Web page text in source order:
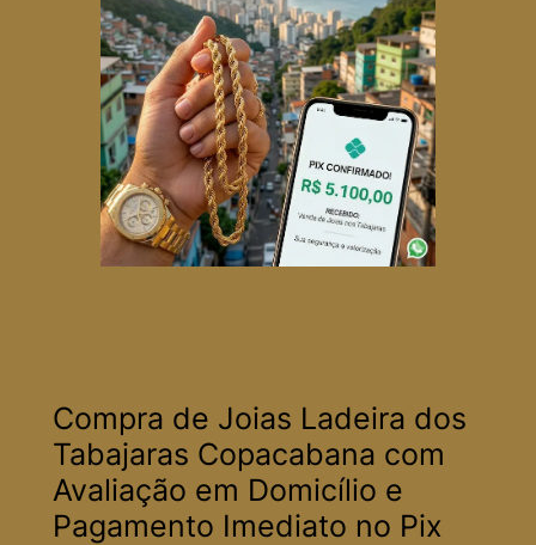
Compra de Joias Ladeira dos
Tabajaras Copacabana com
Avaliação em Domicílio e
Pagamento Imediato no Pix